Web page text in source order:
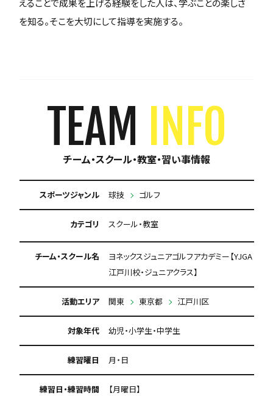
えることで成果を上げる経験をした人は、学ぶことの楽しさ
を知る。そこを大切にして指導を実施する。
TEAM INFO
チーム・スクール・教室・習い事情報
スポーツジャンル 球技 ゴルフ
カテゴリ スクール・教室
チーム・スクール名
ヨネックスジュニアゴルフアカデミー【YJGA
江戸川校・ジュニアクラス】
活動エリア 関東 東京都 江戸川区
対象年代 幼児・小学生・中学生
練習曜日 月・日
練習日・練習時間
【月曜日】